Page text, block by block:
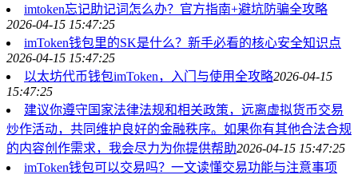
imtoken忘记助记词怎么办？官方指南+避坑防骗全攻略
2026-04-15 15:47:25
imToken钱包里的SK是什么？新手必看的核心安全知识点
2026-04-15 15:47:25
以太坊代币钱包imToken，入门与使用全攻略2026-04-15
15:47:25
建议你遵守国家法律法规和相关政策，远离虚拟货币交易
炒作活动，共同维护良好的金融秩序。如果你有其他合法合规
的内容创作需求，我会尽力为你提供帮助2026-04-15 15:47:25
imToken钱包可以交易吗？一文读懂交易功能与注意事项